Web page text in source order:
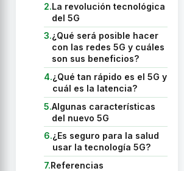
2.La revolución tecnológica
del 5G
3.¿Qué será posible hacer
con las redes 5G y cuáles
son sus beneficios?
4.¿Qué tan rápido es el 5G y
cuál es la latencia?
5.Algunas características
del nuevo 5G
6.¿Es seguro para la salud
usar la tecnología 5G?
7.Referencias